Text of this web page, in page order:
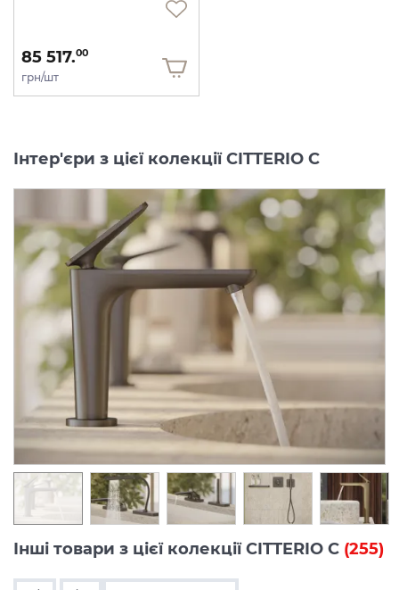
85 517.00
грн/шт
Інтер'єри з цієї колекції CITTERIO C
Інші товари з цієї колекції CITTERIO C (255)